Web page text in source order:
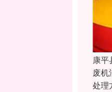
康平
废
处理